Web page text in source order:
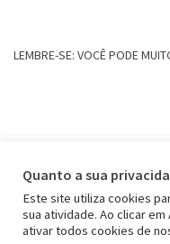
LEMBRE-SE: VOCÊ PODE
Quanto a sua
Este site utiliza cookies
sua atividade. Ao clicar
ativar todos cookies de